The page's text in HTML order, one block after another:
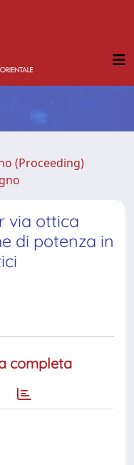
(Proceeding)
via ottica
di potenza in
completa